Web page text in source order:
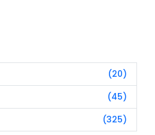
(20)
(45)
(325)